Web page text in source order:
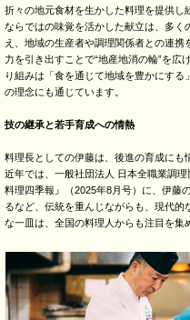
折々の地元食材を生かした料理を提供し
ならではの味覚を活かした献立は、多く
え、地域の生産者や調理関係者との連携
力を引き出すことで“地産地消の輪”を広
り組みは「食を通じて地域を豊かにする
の理念にも通じています。
技の継承と若手育成への情熱
料理長としての伊藤は、後進の育成にも
近年では、一般社団法人 日本全職業調
料理四季報』（2025年8月号）に、伊藤
るなど、伝統を重んじながらも、現代的
な一皿は、全国の料理人からも注目を集